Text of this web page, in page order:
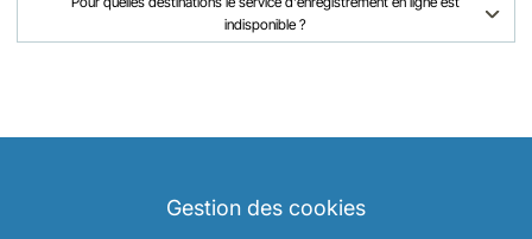
indisponible ?
Gestion des cookies